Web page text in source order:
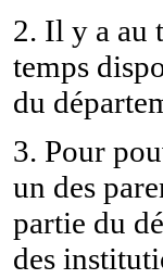
2. Il y a au
temps
du
3. Pour
un des
partie du
des